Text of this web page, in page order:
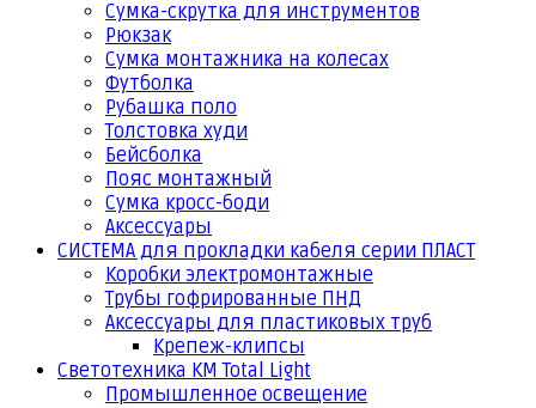
Сумка-скрутка для инструментов
Рюкзак
Сумка монтажника на колесах
Футболка
Рубашка поло
Толстовка худи
Бейсболка
Пояс монтажный
Сумка кросс-боди
Аксессуары
СИСТЕМА для прокладки кабеля серии ПЛАСТ
Коробки электромонтажные
Трубы гофрированные ПНД
Аксессуары для пластиковых труб
Крепеж-клипсы
Светотехника КМ Total Light
Промышленное освещение